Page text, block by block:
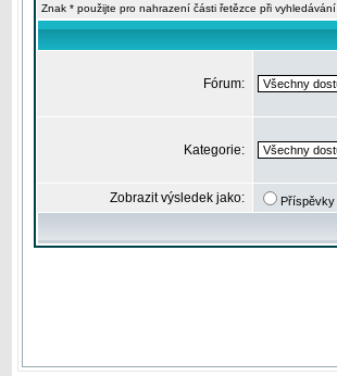
Znak * použijte pro nahrazení části řetězce při vyhledávání
Fórum:
Kategorie:
Zobrazit výsledek jako: Příspěvky